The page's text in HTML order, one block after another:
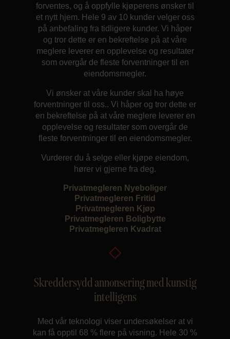
forventes, og å oppfylle kjøperens ønsker til
et nytt hjem. Hele 9 av 10 kunder velger oss
på anbefaling fra tidligere kunder. Vi håper
og tror dette er en bekreftelse på at våre
meglere leverer en opplevelse og resultater
som overgår de fleste forventninger til en
eiendomsmegler.
Vi ønsker at våre kunder skal ha høye
forventninger til oss.. Vi håper og tror dette er
en bekreftelse på at våre meglere leverer en
opplevelse og resultater som overgår de
fleste forventninger til en eiendomsmegler.
Vurderer du å selge eller kjøpe eiendom,
hører vi gjerne fra deg.
Privatmegleren Nyeboliger
Privatmegleren Fritid
Privatmegleren Kjøp
Privatmegleren Boligbytte
Privatmegleren Kvadrat
Skreddersydd annonsering med kunstig
intelligens
Med vår teknologi viser undersøkelser at vi
kan få opptil 68 % flere på visning. Hele 30 %